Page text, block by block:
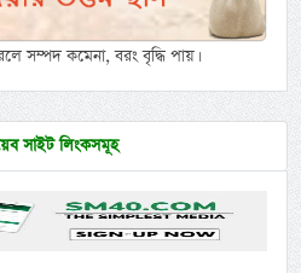
সম্পদ কমেনা, বরং বৃদ্ধি পায়।
সাইট লিংকসমূহ